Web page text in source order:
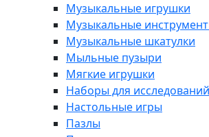
Музыкальные игрушки
Музыкальные
Музыкальные шкатулки
Мыльные пузыри
Мягкие игрушки
Наборы для исследований
Настольные игры
Пазлы